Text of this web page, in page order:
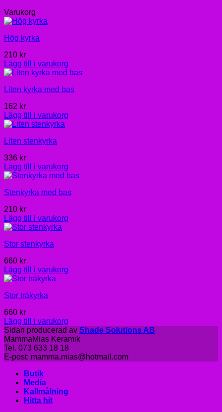
Varukorg
Hög kyrka
210 kr
Lägg till i varukorg
Liten kyrka med bas
162 kr
Lägg till i varukorg
Liten stenkyrka
336 kr
Lägg till i varukorg
Stenkyrka med bas
210 kr
Lägg till i varukorg
Stor stenkyrka
660 kr
Lägg till i varukorg
Stor träkyrka
660 kr
Lägg till i varukorg
Sidan producerad av Shade Solutions AB
MammaMias Keramik
Tel. 073 633 18 18
E-post: mamma.mias@hotmail.com
Butik
Media
Kallmålning
Hitta hit